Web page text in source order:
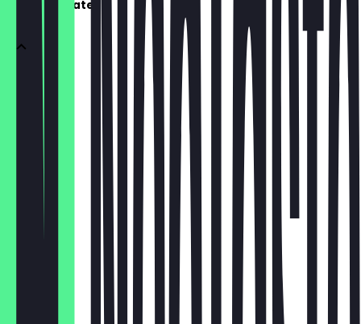
Bowls & Salate
TERIYAKI
9,90 €
SOMMER
9,90 €
ENERGIE